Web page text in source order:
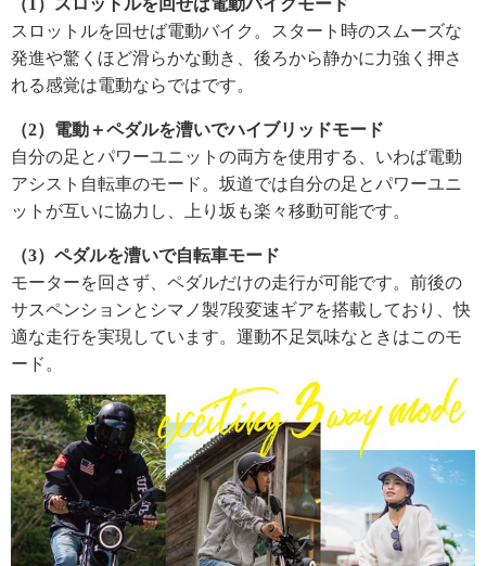
（1）スロットルを回せば電動バイクモード
スロットルを回せば電動バイク。スタート時のスムーズな
発進や驚くほど滑らかな動き、後ろから静かに力強く押さ
れる感覚は電動ならではです。
（2）電動＋ペダルを漕いでハイブリッドモード
自分の足とパワーユニットの両方を使用する、いわば電動
アシスト自転車のモード。坂道では自分の足とパワーユニ
ットが互いに協力し、上り坂も楽々移動可能です。
（3）ペダルを漕いで自転車モード
モーターを回さず、ペダルだけの走行が可能です。前後の
サスペンションとシマノ製7段変速ギアを搭載しており、快
適な走行を実現しています。運動不足気味なときはこのモ
ード。